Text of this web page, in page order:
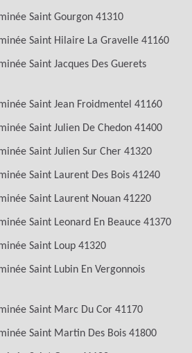
Saint Gourgon 41310
Saint Hilaire La Gravelle 41160
Saint Jacques Des Guerets
Saint Jean Froidmentel 41160
Saint Julien De Chedon 41400
Saint Julien Sur Cher 41320
Saint Laurent Des Bois 41240
Saint Laurent Nouan 41220
Saint Leonard En Beauce 41370
Saint Loup 41320
Saint Lubin En Vergonnois
Saint Marc Du Cor 41170
Saint Martin Des Bois 41800